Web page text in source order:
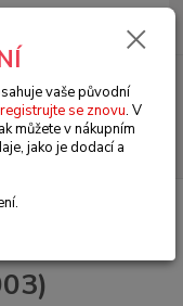
Menu
Hledat
0 Kč
25/181 (» 2003)
vaše původní
se znovu. V
můžete v nákupním
jako je dodací a